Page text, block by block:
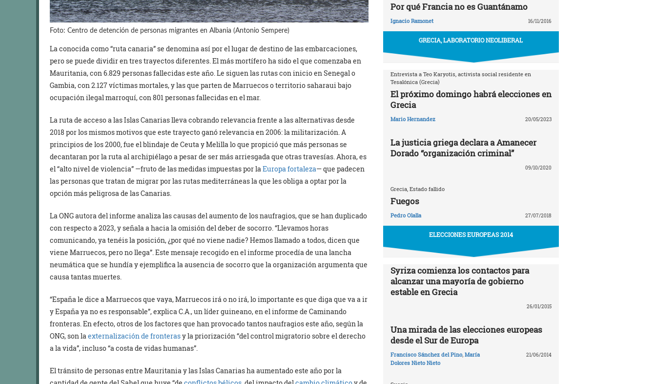
Foto: Centro de detención de personas migrantes en Albania (Antonio Sempere)
La conocida como “ruta canaria” se denomina así por el lugar de destino de las embarcaciones,
pero se puede dividir en tres trayectos diferentes. El más mortífero ha sido el que comenzaba en
Mauritania, con 6.829 personas fallecidas este año. Le siguen las rutas con inicio en Senegal o
Gambia, con 2.127 víctimas mortales, y las que parten de Marruecos o territorio saharaui bajo
ocupación ilegal marroquí, con 801 personas fallecidas en el mar.
La ruta de acceso a las Islas Canarias lleva cobrando relevancia frente a las alternativas desde
2018 por los mismos motivos que este trayecto ganó relevancia en 2006: la militarización. A
principios de los 2000, fue el blindaje de Ceuta y Melilla lo que propició que más personas se
decantaran por la ruta al archipiélago a pesar de ser más arriesgada que otras travesías. Ahora, es
el “alto nivel de violencia” —fruto de las medidas impuestas por la Europa fortaleza— que padecen
las personas que tratan de migrar por las rutas mediterráneas la que les obliga a optar por la
opción más peligrosa de las Canarias.
La ONG autora del informe analiza las causas del aumento de los naufragios, que se han duplicado
con respecto a 2023, y señala a hacia la omisión del deber de socorro. “Llevamos horas
comunicando, ya tenéis la posición, ¿por qué no viene nadie? Hemos llamado a todos, dicen que
viene Marruecos, pero no llega”. Este mensaje recogido en el informe procedía de una lancha
neumática que se hundía y ejemplifica la ausencia de socorro que la organización argumenta que
causa tantas muertes.
“España le dice a Marruecos que vaya, Marruecos irá o no irá, lo importante es que diga que va a ir
y España ya no es responsable”, explica C.A., un líder guineano, en el informe de Caminando
fronteras. En efecto, otros de los factores que han provocado tantos naufragios este año, según la
ONG, son la externalización de fronterasy la priorización “del control migratorio sobre el derecho
a la vida”, incluso “a costa de vidas humanas”.
El tránsito de personas entre Mauritania y las Islas Canarias ha aumentado este año por la
Por qué Francia no es Guantánamo
Ignacio Ramonet 16/11/2016
GRECIA, LABORATORIO NEOLIBERAL
Entrevista a Teo Karyotis, activista social residente en
Tesalónica (Grecia)
El próximo domingo habrá elecciones en
Grecia
Mario Hernandez 20/05/2023
La justicia griega declara a Amanecer
Dorado “organización criminal”
09/10/2020
Grecia, Estado fallido
Fuegos
Pedro Olalla 27/07/2018
ELECCIONES EUROPEAS 2014
Syriza comienza los contactos para
alcanzar una mayoría de gobierno
estable en Grecia
26/01/2015
Una mirada de las elecciones europeas
desde el Sur de Europa
Francisco Sánchez del Pino, María
Dolores Nieto Nieto
21/06/2014